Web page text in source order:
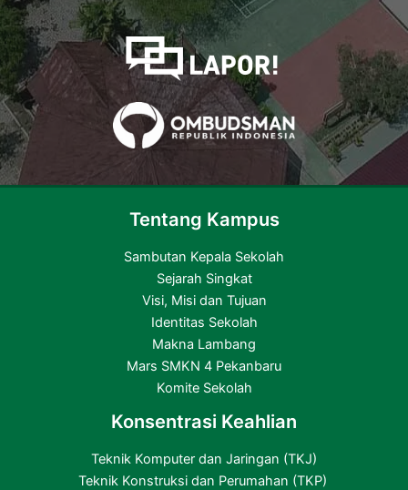
Tentang Kampus
Sambutan Kepala Sekolah
Sejarah Singkat
Visi, Misi dan Tujuan
Identitas Sekolah
Makna Lambang
Mars SMKN 4 Pekanbaru
Komite Sekolah
Konsentrasi Keahlian
Teknik Komputer dan Jaringan (TKJ)
Teknik Konstruksi dan Perumahan (TKP)